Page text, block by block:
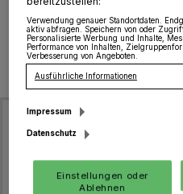
06.07.2026 , 08:00 Uhr Eine
Verwendung genauer Standortdaten.
aktiv abfragen. Speichern von oder
Personalisierte Werbung und Inhalte,
Performance von Inhalten,
Verbesserung von Angeboten.
Ausführliche Informationen
Impressum
Datenschutz
Einstellungen oder
Ablehnen